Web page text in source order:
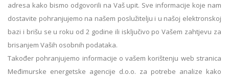
adresa kako bismo odgovorili na Vaš upit. Sve informacije koje nam
dostavite pohranjujemo na našem poslužitelju i u našoj elektronskoj
bazi i brišu se u roku od 2 godine ili isključivo po Vašem zahtjevu za
brisanjem Vaših osobnih podataka.
Također pohranjujemo informacije o vašem korištenju web stranica
Međimurske energetske agencije d.o.o. za potrebe analize kako